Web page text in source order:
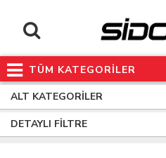
TÜM KATEGORİLER
ALT KATEGORILER
DETAYLI FILTRE